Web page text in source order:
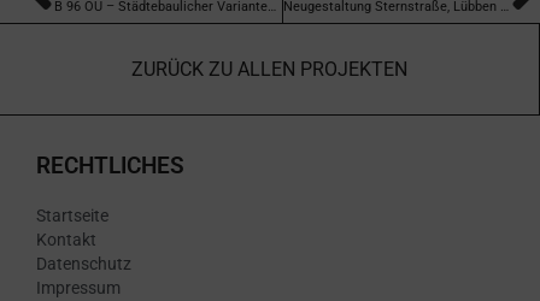
ZURÜCK ZU ALLEN PROJEKTEN
B 96 OU – Städtebaulicher Variantenvergleich, Fürstenberg (Havel) Neugestaltung Sternstraße, Lübben (Spreewald)
RECHTLICHES
Startseite
Kontakt
Datenschutz
Impressum